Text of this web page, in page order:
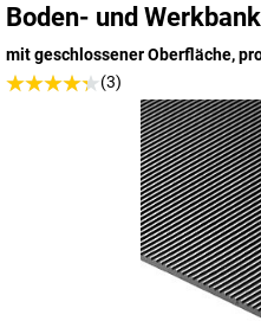
Boden- und
mit geschlossener Oberfläche,
(3)